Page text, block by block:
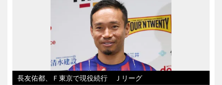
長友佑都、Ｆ東京で現役続行 Ｊリーグ